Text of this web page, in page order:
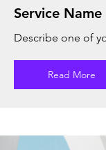
Service Name
Describe one of
Read More